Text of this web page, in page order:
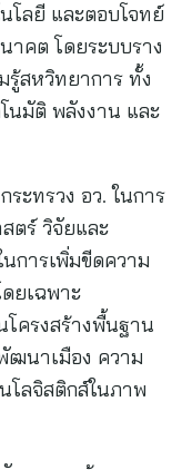
โลยี และตอบโจทย์
าคต โดยระบบราง
รู้สหวิทยาการ ทั้ง
นมัติ พลังงาน และ
ะทรวง อว. ในการ
ตร์ วิจัยและ
การเพิ่มขีดความ
ยเฉพาะ
โครงสร้างพื้นฐาน
ฒนาเมือง ความ
ลจิสติกส์ในภาพ